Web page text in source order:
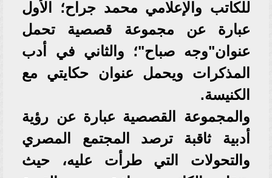
للكاتب والإعلامي محمد جراح؛ الأول
عبارة عن مجموعة قصصية تحمل
عنوان"وجه صباح"؛ والثاني في أدب
المذكرات ويحمل عنوان حكايتي مع
الكنيسة.
والمجموعة القصصية عبارة عن رؤية
أدبية ثاقبة ترصد المجتمع المصري
والتحولات التي طرأت عليه، حيث